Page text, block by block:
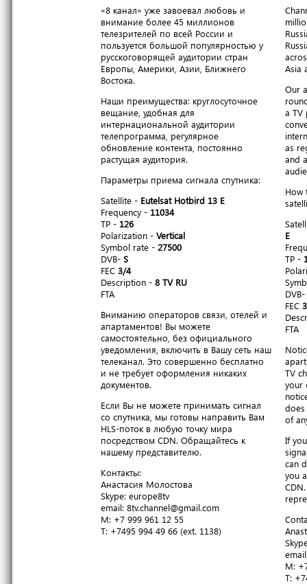
«8 канал» уже завоевал любовь и
внимание более 45 миллионов
телезрителей по всей России и
пользуется большой популярностью у
русскоговорящей аудитории стран
Европы, Америки, Азии, Ближнего
Востока.
Наши преимущества: круглосуточное
вещание, удобная для
интернациональной аудитории
телепрограмма, регулярное
обновление контента, постоянно
растущая аудитория.
Параметры приема сигнала спутника:
Satellite - Eutelsat Hotbird 13 E
Frequency - 11034
TP - 126
Polarization - Vertical
Symbol rate - 27500
DVB- S
FEC 3/4
Description - 8 TV RU
FTA
Вниманию операторов связи, отелей и
апартаментов! Вы можете
самостоятельно, без официального
уведомления, включить в Вашу сеть наш
телеканал. Это совершенно бесплатно
и не требует оформления никаких
документов.
Если Вы не можете принимать сигнал
со спутника, мы готовы направить Вам
HLS-поток в любую точку мира
посредством CDN. Обращайтесь к
нашему представителю.
Контакты:
Анастасия Молостова
​Skype: europe8tv
email: 8tv.channel@gmail.com
M: +7 999 961 12 55
T​: +7495 994 49 66 (ext. 1138)
Asia
Our
a TV
as
and
How
E
TP -
DVB-
FEC
FTA
TV
your
of
If
can
you
M:
T​: